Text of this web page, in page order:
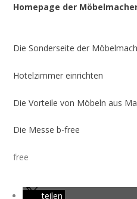
Homepage der
Die Sonderseite der
Hotelzimmer einrichten
Die Vorteile von Möbeln aus
Die Messe b-free
free
teilen